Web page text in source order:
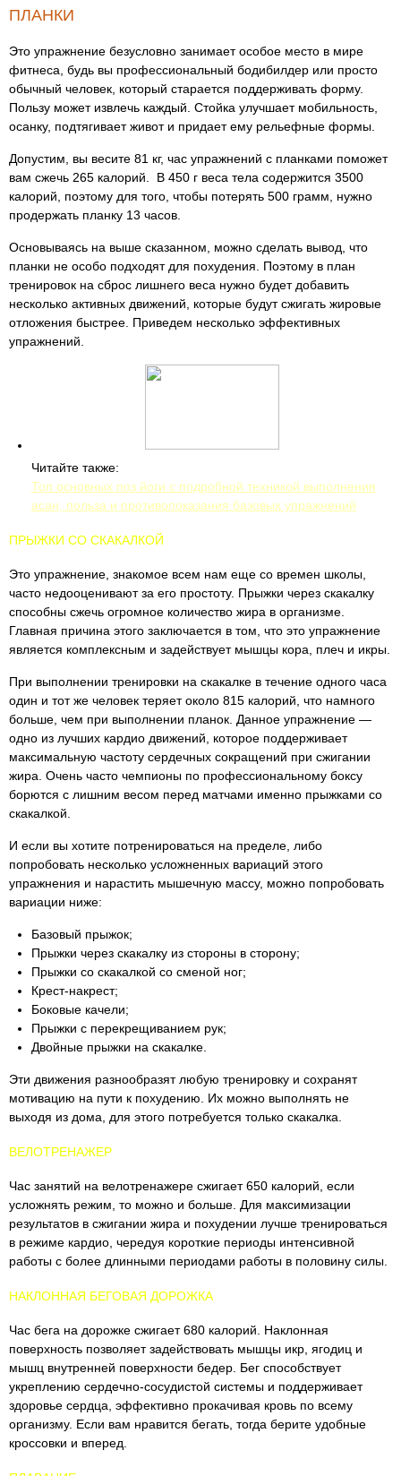
ПЛАНКИ
Это упражнение безусловно занимает особое место в мире
фитнеса, будь вы профессиональный бодибилдер или просто
обычный человек, который старается поддерживать форму.
Пользу может извлечь каждый. Стойка улучшает мобильность,
осанку, подтягивает живот и придает ему рельефные формы.
Допустим, вы весите 81 кг, час упражнений с планками поможет
вам сжечь 265 калорий. В 450 г веса тела содержится 3500
калорий, поэтому для того, чтобы потерять 500 грамм, нужно
продержать планку 13 часов.
Основываясь на выше сказанном, можно сделать вывод, что
планки не особо подходят для похудения. Поэтому в план
тренировок на сброс лишнего веса нужно будет добавить
несколько активных движений, которые будут сжигать жировые
отложения быстрее. Приведем несколько эффективных
упражнений.
Читайте также:
Топ основных поз йоги с подробной техникой выполнения
асан, польза и противопоказания базовых упражнений
ПРЫЖКИ СО СКАКАЛКОЙ
Это упражнение, знакомое всем нам еще со времен школы,
часто недооценивают за его простоту. Прыжки через скакалку
способны сжечь огромное количество жира в организме.
Главная причина этого заключается в том, что это упражнение
является комплексным и задействует мышцы кора, плеч и икры.
При выполнении тренировки на скакалке в течение одного часа
один и тот же человек теряет около 815 калорий, что намного
больше, чем при выполнении планок. Данное упражнение —
одно из лучших кардио движений, которое поддерживает
максимальную частоту сердечных сокращений при сжигании
жира. Очень часто чемпионы по профессиональному боксу
борются с лишним весом перед матчами именно прыжками со
скакалкой.
И если вы хотите потренироваться на пределе, либо
попробовать несколько усложненных вариаций этого
упражнения и нарастить мышечную массу, можно попробовать
вариации ниже:
Базовый прыжок;
Прыжки через скакалку из стороны в сторону;
Прыжки со скакалкой со сменой ног;
Крест-накрест;
Боковые качели;
Прыжки с перекрещиванием рук;
Двойные прыжки на скакалке.
Эти движения разнообразят любую тренировку и сохранят
мотивацию на пути к похудению. Их можно выполнять не
выходя из дома, для этого потребуется только скакалка.
ВЕЛОТРЕНАЖЕР
Час занятий на велотренажере сжигает 650 калорий, если
усложнять режим, то можно и больше. Для максимизации
результатов в сжигании жира и похудении лучше тренироваться
в режиме кардио, чередуя короткие периоды интенсивной
работы с более длинными периодами работы в половину силы.
НАКЛОННАЯ БЕГОВАЯ ДОРОЖКА
Час бега на дорожке сжигает 680 калорий. Наклонная
поверхность позволяет задействовать мышцы икр, ягодиц и
мышц внутренней поверхности бедер. Бег способствует
укреплению сердечно-сосудистой системы и поддерживает
здоровье сердца, эффективно прокачивая кровь по всему
организму. Если вам нравится бегать, тогда берите удобные
кроссовки и вперед.